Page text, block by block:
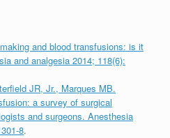
and blood transfusions: is it
and analgesia 2014; 118(6):
JR, Jr., Marques MB.
a survey of surgical
and surgeons. Anesthesia
8.